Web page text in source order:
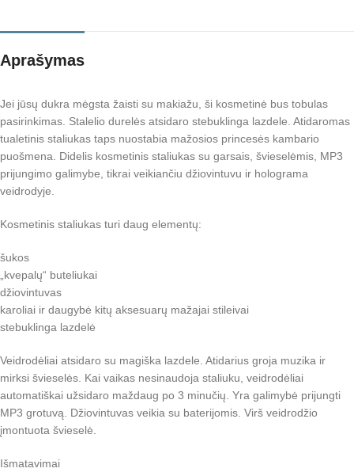
Aprašymas
Jei jūsų dukra mėgsta žaisti su makiažu, ši kosmetinė bus tobulas
pasirinkimas. Stalelio durelės atsidaro stebuklinga lazdele. Atidaromas
tualetinis staliukas taps nuostabia mažosios princesės kambario
puošmena. Didelis kosmetinis staliukas su garsais, švieselėmis, MP3
prijungimo galimybe, tikrai veikiančiu džiovintuvu ir holograma
veidrodyje.
Kosmetinis staliukas turi daug elementų:
šukos
„kvepalų“ buteliukai
džiovintuvas
karoliai ir daugybė kitų aksesuarų mažajai stileivai
stebuklinga lazdelė
Veidrodėliai atsidaro su magiška lazdele. Atidarius groja muzika ir
mirksi švieselės. Kai vaikas nesinaudoja staliuku, veidrodėliai
automatiškai užsidaro maždaug po 3 minučių. Yra galimybė prijungti
MP3 grotuvą. Džiovintuvas veikia su baterijomis. Virš veidrodžio
įmontuota švieselė.
Išmatavimai